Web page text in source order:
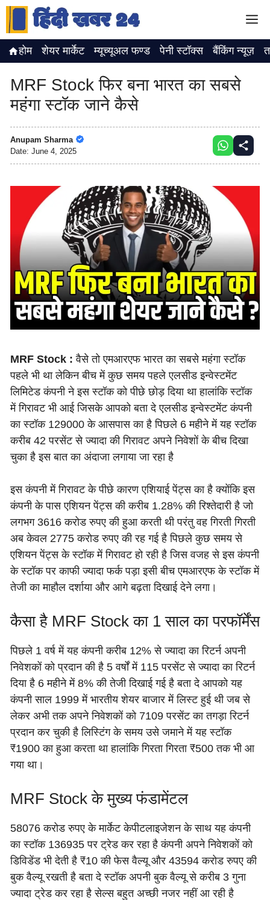
Skip
content
होम शेयर मार्केट म्यूच्यूअल फण्ड पेनी स्टॉक्स बैंकिंग न्यूज़
MRF Stock फिर बना भारत का सबसे
महंगा स्टॉक जाने कैसे
Anupam Sharma
Date: June 4, 2025
MRF Stock :वैसे तो एमआरएफ भारत का सबसे महंगा स्टॉक
पहले भी था लेकिन बीच में कुछ समय पहले एलसीड इन्वेस्टमेंट
लिमिटेड कंपनी ने इस स्टॉक को पीछे छोड़ दिया था हालांकि स्टॉक
में गिरावट भी आई जिसके आपको बता दे एलसीड इन्वेस्टमेंट कंपनी
का स्टॉक 129000 के आसपास का है पिछले 6 महीने में यह स्टॉक
करीब 42 परसेंट से ज्यादा की गिरावट अपने निवेशों के बीच दिखा
चुका है इस बात का अंदाजा लगाया जा रहा है
इस कंपनी में गिरावट के पीछे कारण एशियाई पेंट्स का है क्योंकि इस
कंपनी के पास एशियन पेंट्स की करीब 1.28% की रिश्तेदारी है जो
लगभग 3616 करोड रुपए की हुआ करती थी परंतु वह गिरती गिरती
अब केवल 2775 करोड रुपए की रह गई है पिछले कुछ समय से
एशियन पेंट्स के स्टॉक में गिरावट हो रही है जिस वजह से इस कंपनी
के स्टॉक पर काफी ज्यादा फर्क पड़ा इसी बीच एमआरएफ के स्टॉक में
तेजी का माहौल दर्शाया और आगे बढ़ता दिखाई देने लगा।
कैसा है MRF Stock का 1 साल का परफॉर्मेंस
पिछले 1 वर्ष में यह कंपनी करीब 12% से ज्यादा का रिटर्न अपनी
निवेशकों को प्रदान की है 5 वर्षों में 115 परसेंट से ज्यादा का रिटर्न
दिया है 6 महीने में 8% की तेजी दिखाई गई है बता दे आपको यह
कंपनी साल 1999 में भारतीय शेयर बाजार में लिस्ट हुई थी जब से
लेकर अभी तक अपने निवेशकों को 7109 परसेंट का तगड़ा रिटर्न
प्रदान कर चुकी है लिस्टिंग के समय उसे जमाने में यह स्टॉक
₹1900 का हुआ करता था हालांकि गिरता गिरता ₹500 तक भी आ
गया था।
MRF Stock के मुख्य फंडामेंटल
58076 करोड रुपए के मार्केट केपीटलाइजेशन के साथ यह कंपनी
का स्टॉक 136935 पर ट्रेड कर रहा है कंपनी अपने निवेशकों को
डिविडेंड भी देती है ₹10 की फेस वैल्यू और 43594 करोड रुपए की
बुक वैल्यू रखती है बता दे स्टॉक अपनी बुक वैल्यू से करीब 3 गुना
ज्यादा ट्रेड कर रहा है सेल्स बहुत अच्छी नजर नहीं आ रही है